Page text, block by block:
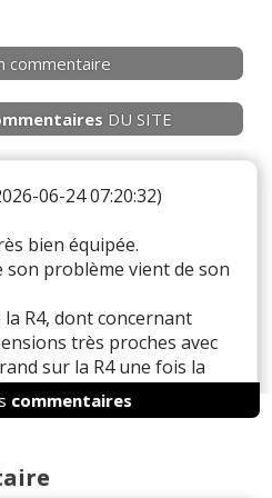
commentaire
DU SITE
06-24 07:20:32)
bien équipée.
son problème vient de son
R4, dont concernant
très proches avec
sur la R4 une fois la
a 10 000¤ d'écart !!!!
supérieure , mais de
commentaires